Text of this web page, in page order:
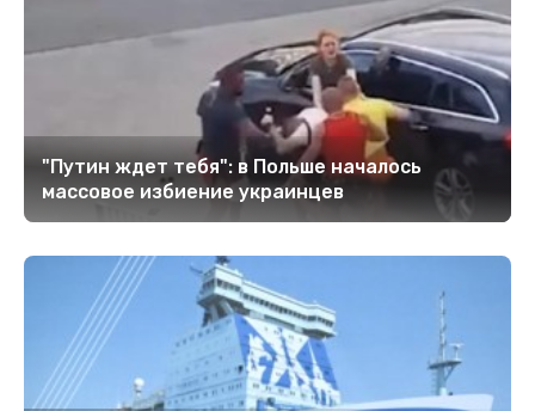
"Путин ждет тебя": в Польше началось
массовое избиение украинцев